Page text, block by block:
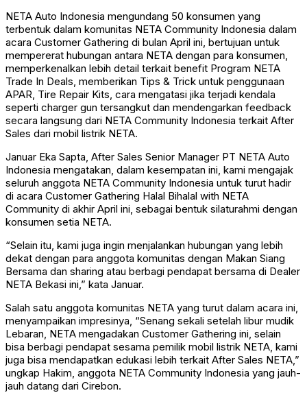
NETA Auto Indonesia mengundang 50 konsumen yang
terbentuk dalam komunitas NETA Community Indonesia dalam
acara Customer Gathering di bulan April ini, bertujuan untuk
mempererat hubungan antara NETA dengan para konsumen,
memperkenalkan lebih detail terkait benefit Program NETA
Trade In Deals, memberikan Tips & Trick untuk penggunaan
APAR, Tire Repair Kits, cara mengatasi jika terjadi kendala
seperti charger gun tersangkut dan mendengarkan feedback
secara langsung dari NETA Community Indonesia terkait After
Sales dari mobil listrik NETA.
Januar Eka Sapta, After Sales Senior Manager PT NETA Auto
Indonesia mengatakan, dalam kesempatan ini, kami mengajak
seluruh anggota NETA Community Indonesia untuk turut hadir
di acara Customer Gathering Halal Bihalal with NETA
Community di akhir April ini, sebagai bentuk silaturahmi dengan
konsumen setia NETA.
“Selain itu, kami juga ingin menjalankan hubungan yang lebih
dekat dengan para anggota komunitas dengan Makan Siang
Bersama dan sharing atau berbagi pendapat bersama di Dealer
NETA Bekasi ini,” kata Januar.
Salah satu anggota komunitas NETA yang turut dalam acara ini,
menyampaikan impresinya, “Senang sekali setelah libur mudik
Lebaran, NETA mengadakan Customer Gathering ini, selain
bisa berbagi pendapat sesama pemilik mobil listrik NETA, kami
juga bisa mendapatkan edukasi lebih terkait After Sales NETA,”
ungkap Hakim, anggota NETA Community Indonesia yang jauh-
jauh datang dari Cirebon.